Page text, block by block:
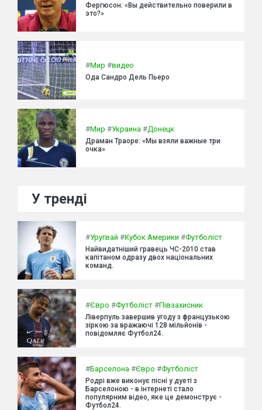
Фергюсон: «Вы действительно поверили в
это?»
#Мир #видео
Ода Сандро Дель Пьеро
#Мир #Украина #Донецк
Драман Траоре: «Мы взяли важные три
очка»
У тренді
#Уругвай #Кубок Америки #Футболіст
Найвидатніший гравець ЧС-2010 став
капітаном одразу двох національних
команд.
#Євро #Футболіст #Півзахисник
Ліверпуль завершив угоду з французькою
зіркою за вражаючі 128 мільйонів -
повідомляє Футбол24.
#Барселона #Євро #Футболіст
Родрі вже виконує пісні у дуеті з
Барселоною - в інтернеті стало
популярним відео, яке це демонструє -
Футбол24.